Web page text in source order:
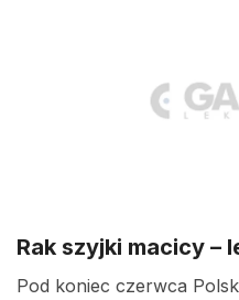
Rak szyjki macicy –
Pod koniec czerwca